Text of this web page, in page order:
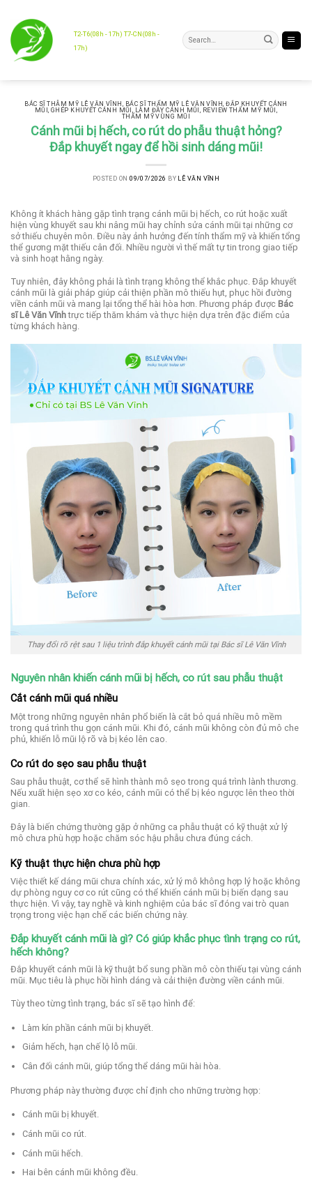
content
T2-T6(08h - 17h) T7-CN(08h -
17h)
BÁC SĨ THẪM MỸ LÊ VĂN VĨNH , BÁC SĨ THẨM MỸ LÊ VĂN VĨNH,ĐẮP KHUYẾT CÁNH
MŨI , GHÉP KHUYẾT CÁNH MŨI , LÀM ĐẦY CÁNH MŨI , REVIEW THẨM MỸ MŨI ,
THẨM MỸ VÙNG MŨI
Cánh mũi bị hếch, co rút do phẫu thuật hỏng?
Đắp khuyết ngay để hồi sinh dáng mũi!
POSTED ON09/07/2026 BY LÊ VĂN VĨNH
Không ít khách hàng gặp tình trạng cánh mũi bị hếch, co rút hoặc xuất
hiện vùng khuyết sau khi nâng mũi hay chỉnh sửa cánh mũi tại những cơ
sở thiếu chuyên môn. Điều này ảnh hưởng đến tính thẩm mỹ và khiến tổng
thể gương mặt thiếu cân đối. Nhiều người vì thế mất tự tin trong giao tiếp
và sinh hoạt hằng ngày.
Tuy nhiên, đây không phải là tình trạng không thể khắc phục. Đắp khuyết
cánh mũi là giải pháp giúp cải thiện phần mô thiếu hụt, phục hồi đường
viền cánh mũi và mang lại tổng thể hài hòa hơn. Phương pháp được Bác
sĩ Lê Văn Vĩnhtrực tiếp thăm khám và thực hiện dựa trên đặc điểm của
từng khách hàng.
Thay đổi rõ rệt sau 1 liệu trình đắp khuyết cánh mũi tại Bác sĩ Lê Văn Vĩnh
Nguyên nhân khiến cánh mũi bị hếch, co rút sau phẫu thuật
Cắt cánh mũi quá nhiều
Một trong những nguyên nhân phổ biến là cắt bỏ quá nhiều mô mềm
trong quá trình thu gọn cánh mũi. Khi đó, cánh mũi không còn đủ mô che
phủ, khiến lỗ mũi lộ rõ và bị kéo lên cao.
Co rút do sẹo sau phẫu thuật
Sau phẫu thuật, cơ thể sẽ hình thành mô sẹo trong quá trình lành thương.
Nếu xuất hiện sẹo xơ co kéo, cánh mũi có thể bị kéo ngược lên theo thời
gian.
Đây là biến chứng thường gặp ở những ca phẫu thuật có kỹ thuật xử lý
mô chưa phù hợp hoặc chăm sóc hậu phẫu chưa đúng cách.
Kỹ thuật thực hiện chưa phù hợp
Việc thiết kế dáng mũi chưa chính xác, xử lý mô không hợp lý hoặc không
dự phòng nguy cơ co rút cũng có thể khiến cánh mũi bị biến dạng sau
thực hiện. Vì vậy, tay nghề và kinh nghiệm của bác sĩ đóng vai trò quan
trọng trong việc hạn chế các biến chứng này.
Đắp khuyết cánh mũi là gì? Có giúp khắc phục tình trạng co rút,
hếch không?
Đắp khuyết cánh mũi là kỹ thuật bổ sung phần mô còn thiếu tại vùng cánh
mũi. Mục tiêu là phục hồi hình dáng và cải thiện đường viền cánh mũi.
Tùy theo từng tình trạng, bác sĩ sẽ tạo hình để:
Làm kín phần cánh mũi bị khuyết.
Giảm hếch, hạn chế lộ lỗ mũi.
Cân đối cánh mũi, giúp tổng thể dáng mũi hài hòa.
Phương pháp này thường được chỉ định cho những trường hợp:
Cánh mũi bị khuyết.
Cánh mũi co rút.
Cánh mũi hếch.
Hai bên cánh mũi không đều.